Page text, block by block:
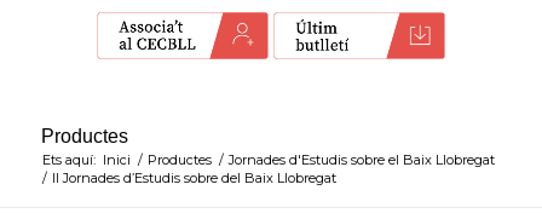
Productes
Ets aquí: Inici / Productes / Jornades d'Estudis sobre el Baix Llobregat
/ II Jornades d’Estudis sobre del Baix Llobregat